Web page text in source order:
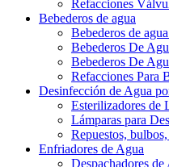
Refacciones
Bebederos de agua
Bebederos de
Bebederos De
Bebederos De
Refacciones Para
Desinfección de Agua
Esterilizadores de
Lámparas para
Repuestos,
Enfriadores de Agua
Despachadores